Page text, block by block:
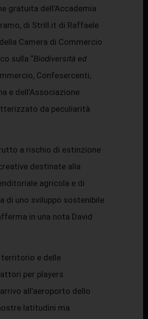
gratuita dell’Accademia
di Strill.it di Raffaele
Camera di Commercio
sulla “Biodiversità ed
Confesercenti,
e dell’Associazione
da peculiarità
a rischio di estinzione
destinate alla
agricola e di
di uno sviluppo sostenibile
in una nota David
territorio e delle
per players
all’aeroporto dello
latitudini ma